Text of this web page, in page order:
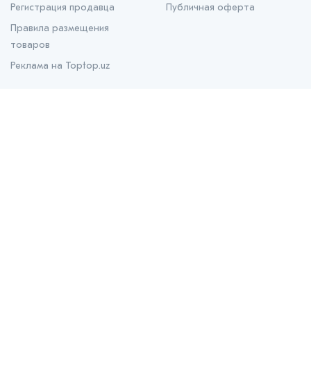
Регистрация продавца
Правила размещения
товаров
Реклама на Toptop.uz
Публичная оферта